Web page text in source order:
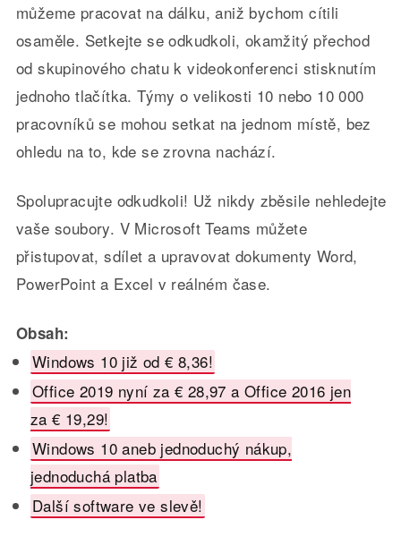
můžeme pracovat na dálku, aniž bychom cítili
osaměle. Setkejte se odkudkoli, okamžitý přechod
od skupinového chatu k videokonferenci stisknutím
jednoho tlačítka. Týmy o velikosti 10 nebo 10 000
pracovníků se mohou setkat na jednom místě, bez
ohledu na to, kde se zrovna nachází.
Spolupracujte odkudkoli! Už nikdy zběsile nehledejte
vaše soubory. V Microsoft Teams můžete
přistupovat, sdílet a upravovat dokumenty Word,
PowerPoint a Excel v reálném čase.
Obsah:
Windows 10 již od € 8,36!
Office 2019 nyní za € 28,97 a Office 2016 jen
za € 19,29!
Windows 10 aneb jednoduchý nákup,
jednoduchá platba
Další software ve slevě!